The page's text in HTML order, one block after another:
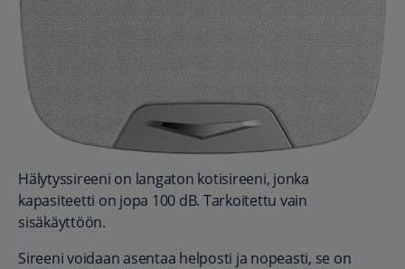
Hälytyssireeni on langaton kotisireeni, jonka
kapasiteetti on jopa 100 dB. Tarkoitettu vain
sisäkäyttöön.
Sireeni voidaan asentaa helposti ja nopeasti, se on